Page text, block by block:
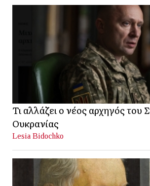
Τι αλλάζει ο νέος αρχηγός του
Ουκρανίας
Lesia Bidochko